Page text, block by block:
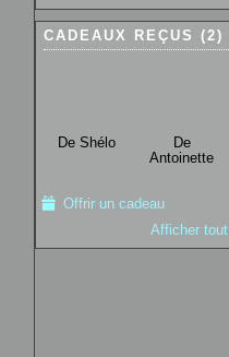
CADEAUX REÇUS (2)
De Shélo
De
Antoinette
Offrir un cadeau
Afficher tout